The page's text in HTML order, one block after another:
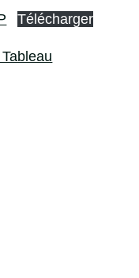
Télécharger